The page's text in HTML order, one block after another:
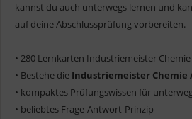
kannst du auch unterwegs lernen und
auf deine Abschlussprüfung vorbereiten.
• 280 Lernkarten Industriemeister Chemie
• Bestehe die Industriemeister Chemie
• kompaktes Prüfungswissen für
• beliebtes Frage-Antwort-Prinzip